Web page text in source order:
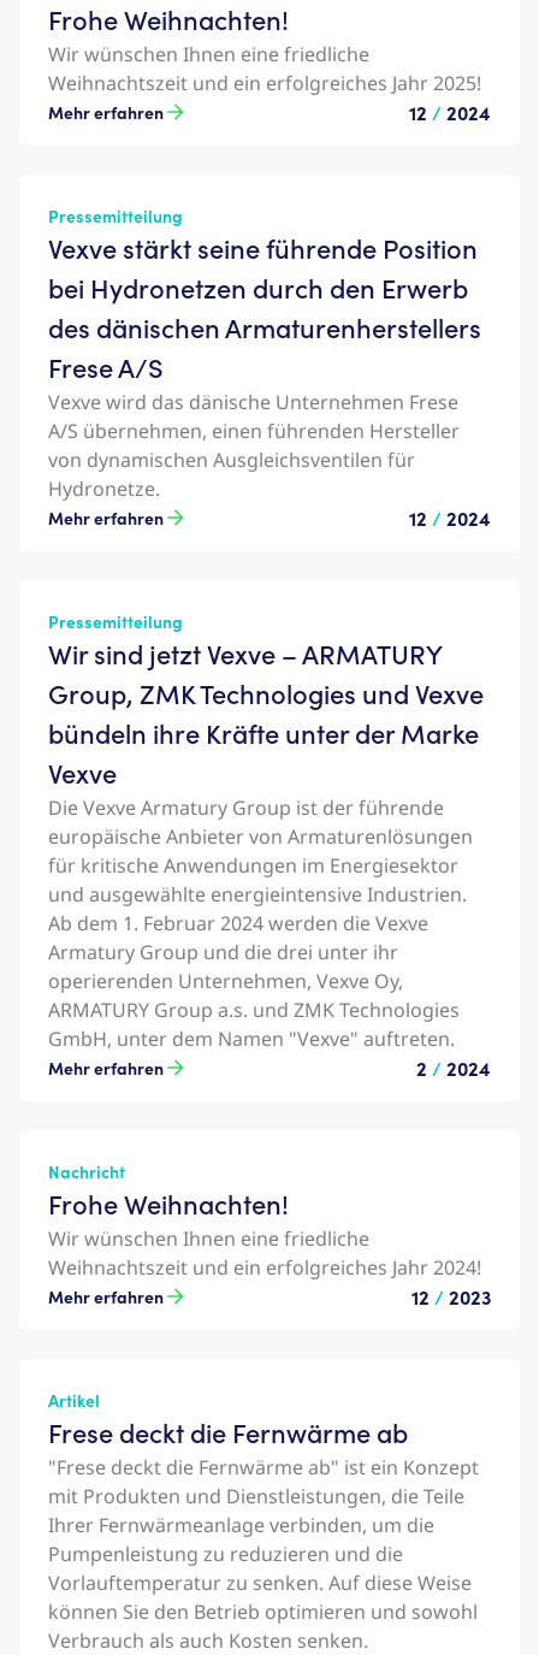
Frohe Weihnachten!
Wir wünschen Ihnen eine friedliche
Weihnachtszeit und ein erfolgreiches Jahr 2025!
Mehr erfahren 12 /2024
Pressemitteilung
Vexve stärkt seine führende Position
bei Hydronetzen durch den Erwerb
des dänischen Armaturenherstellers
Frese A/S
Vexve wird das dänische Unternehmen Frese
A/S übernehmen, einen führenden Hersteller
von dynamischen Ausgleichsventilen für
Hydronetze.
Mehr erfahren 12 /2024
Pressemitteilung
Wir sind jetzt Vexve – ARMATURY
Group, ZMK Technologies und Vexve
bündeln ihre Kräfte unter der Marke
Vexve
Die Vexve Armatury Group ist der führende
europäische Anbieter von Armaturenlösungen
für kritische Anwendungen im Energiesektor
und ausgewählte energieintensive Industrien.
Ab dem 1. Februar 2024 werden die Vexve
Armatury Group und die drei unter ihr
operierenden Unternehmen, Vexve Oy,
ARMATURY Group a.s. und ZMK Technologies
GmbH, unter dem Namen "Vexve" auftreten.
Mehr erfahren 2 /2024
Nachricht
Frohe Weihnachten!
Wir wünschen Ihnen eine friedliche
Weihnachtszeit und ein erfolgreiches Jahr 2024!
Mehr erfahren 12 /2023
Artikel
Frese deckt die Fernwärme ab
"Frese deckt die Fernwärme ab" ist ein Konzept
mit Produkten und Dienstleistungen, die Teile
Ihrer Fernwärmeanlage verbinden, um die
Pumpenleistung zu reduzieren und die
Vorlauftemperatur zu senken. Auf diese Weise
können Sie den Betrieb optimieren und sowohl
Verbrauch als auch Kosten senken.